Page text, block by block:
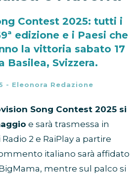
Contest 2025: tutti i
edizione e i Paesi che
la vittoria sabato 17
Basilea, Svizzera.
- Eleonora Redazione
Song Contest 2025 si
e sarà trasmessa in
Radio 2 e RaiPlay a partire
italiano sarà affidato
mentre sul palco si